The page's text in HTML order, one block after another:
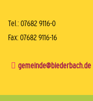
Tel.: 07682 9116-0
Fax: 07682 9116-16
gemeinde@biederbach.de